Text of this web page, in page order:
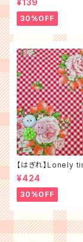
¥139
30%OFF
【はぎれ】Lonely
クローズ（布幅×50㎝
¥424
30%OFF